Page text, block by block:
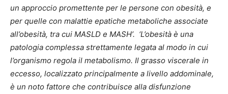
un approccio promettente per le persone con obesità, e
per quelle con malattie epatiche metaboliche associate
all’obesità, tra cui MASLD e MASH’. ‘L’obesità è una
patologia complessa strettamente legata al modo in cui
l’organismo regola il metabolismo. Il grasso viscerale in
eccesso, localizzato principalmente a livello addominale,
è un noto fattore che contribuisce alla disfunzione